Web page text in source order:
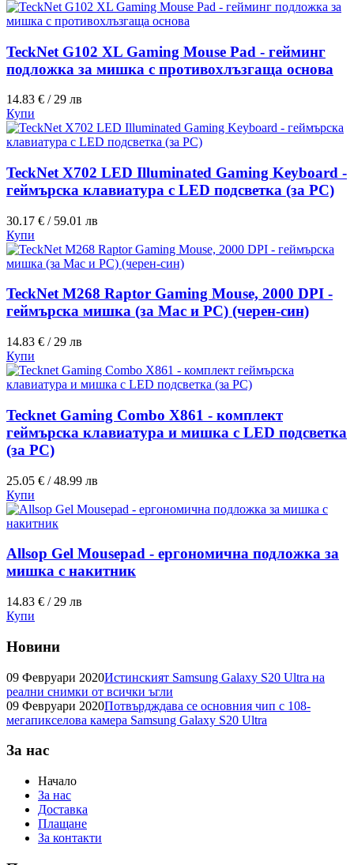
TeckNet G102 XL Gaming Mouse Pad - гейминг
подложка за мишка с противохлъзгаща основа
14.83 € / 29 лв
Купи
TeckNet X702 LED Illuminated Gaming Keyboard -
геймърска клавиатура с LED подсветка (за PC)
30.17 € / 59.01 лв
Купи
TeckNet M268 Raptor Gaming Mouse, 2000 DPI -
геймърска мишка (за Mac и PC) (черен-син)
14.83 € / 29 лв
Купи
Tecknet Gaming Combo X861 - комплект
геймърска клавиатура и мишка с LED подсветка
(за PC)
25.05 € / 48.99 лв
Купи
Allsop Gel Mousepad - ергономична подложка за
мишка с накитник
14.83 € / 29 лв
Купи
Новини
09 Февруари 2020Истинският Samsung Galaxy S20 Ultra на
реални снимки от всички ъгли
09 Февруари 2020Потвърдждава се основния чип с 108-
мегапикселова камера Samsung Galaxy S20 Ultra
За нас
Начало
За нас
Доставка
Плащане
За контакти